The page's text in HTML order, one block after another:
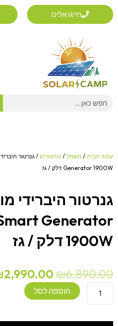
דילוג
לתוכן
חייגו אלינו
Search
עמוד הבית / חשמל / גנרטורים
Generator 1900W דלק / גז
גנרטור היברידי
Generator
1900W דלק / גז
₪6,890.00
המחיר
המקורי
היה:
2,990.00
היברידי
הוספה לסל